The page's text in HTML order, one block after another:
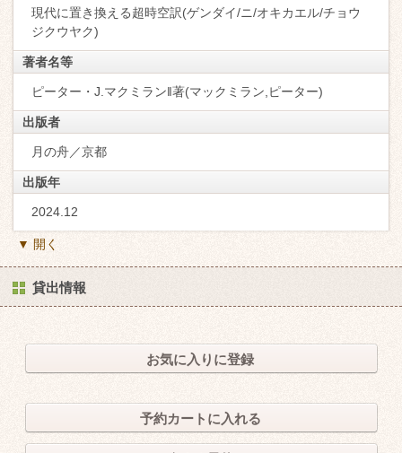
現代に置き換える超時空訳(ゲンダイ/ニ/オキカエル/チョウ
ジクウヤク)
著者名等
ピーター・J.マクミラン‖著(マックミラン,ピーター)
出版者
月の舟／京都
出版年
2024.12
▼ 開く
貸出情報
お気に入りに登録
予約カートに入れる